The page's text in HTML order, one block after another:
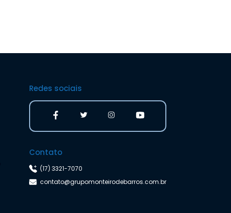
Redes sociais
Contato
(17) 3321-7070
contato@grupomonteirodebarros.com.br